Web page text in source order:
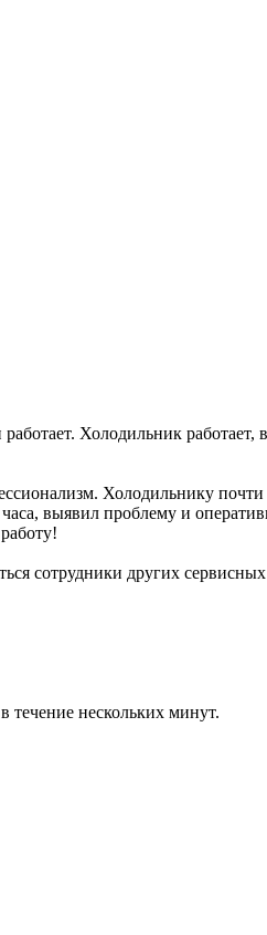
Холодильник
Холодильнику
выявил проблему и
сотрудники других
нескольких минут.